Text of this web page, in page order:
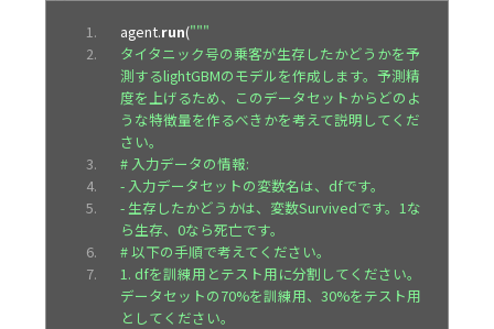
agent.run("""
タイタニック号の乗客が生存したかどうかを予
測するlightGBMのモデルを作成します。予測精
度を上げるため、このデータセットからどのよ
うな特徴量を作るべきかを考えて説明してくだ
さい。
# 入力データの情報:
- 入力データセットの変数名は、dfです。
- 生存したかどうかは、変数Survivedです。1な
ら生存、0なら死亡です。
# 以下の手順で考えてください。
1. dfを訓練用とテスト用に分割してください。
データセットの70%を訓練用、30%をテスト用
としてください。